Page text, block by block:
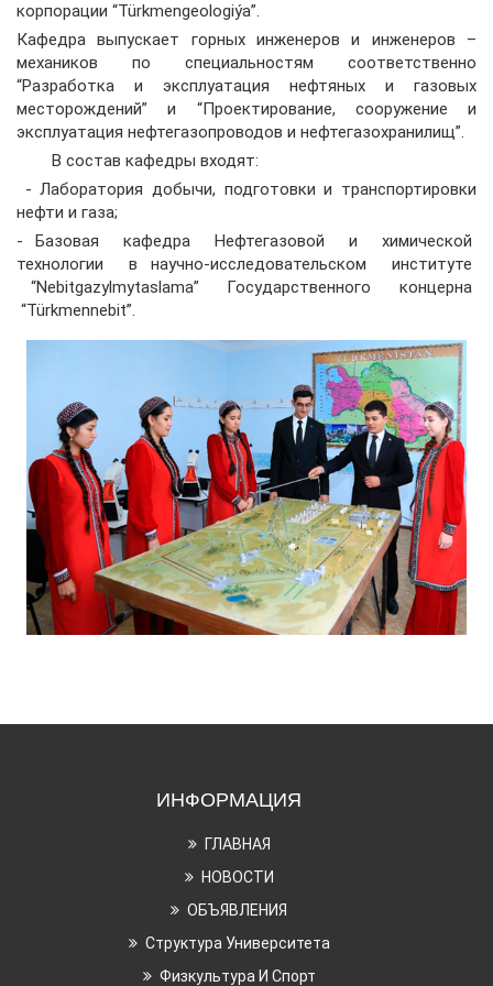
корпорации “Türkmengeologiýa”.
Кафедра выпускает горных инженеров и инженеров –
механиков по специальностям соответственно
“Разработка и эксплуатация нефтяных и газовых
месторождений” и “Проектирование, сооружение и
эксплуатация нефтегазопроводов и нефтегазохранилищ”.
В состав кафедры входят:
- Лаборатория добычи, подготовки и транспортировки
нефти и газа;
- Базовая кафедра Нефтегазовой и химической
технологии в научно-исследовательском институте
“Nebitgazylmytaslama” Государственного концерна
“Türkmennebit”.
ИНФОРМАЦИЯ
ГЛАВНАЯ
НОВОСТИ
ОБЪЯВЛЕНИЯ
Структура Университета
Физкультура И Спорт